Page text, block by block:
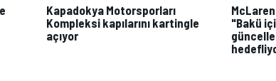
Kapadokya Motorsporları
Kompleksi kapılarını kartingle
açıyor
"Bakü